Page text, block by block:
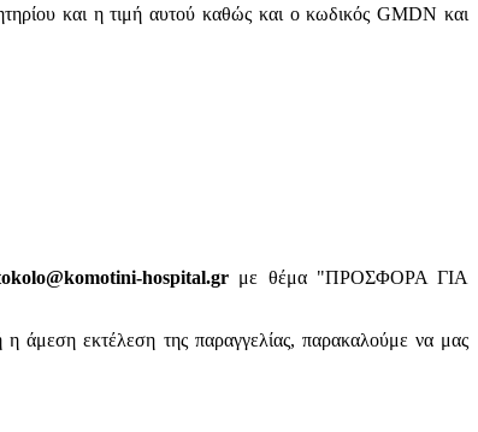
και η τιμή αυτού καθώς και ο κωδικός GMDN και
hospital.gr με θέμα "ΠΡΟΣΦΟΡΑ ΓΙΑ
η άμεση εκτέλεση της παραγγελίας, παρακαλούμε να μας